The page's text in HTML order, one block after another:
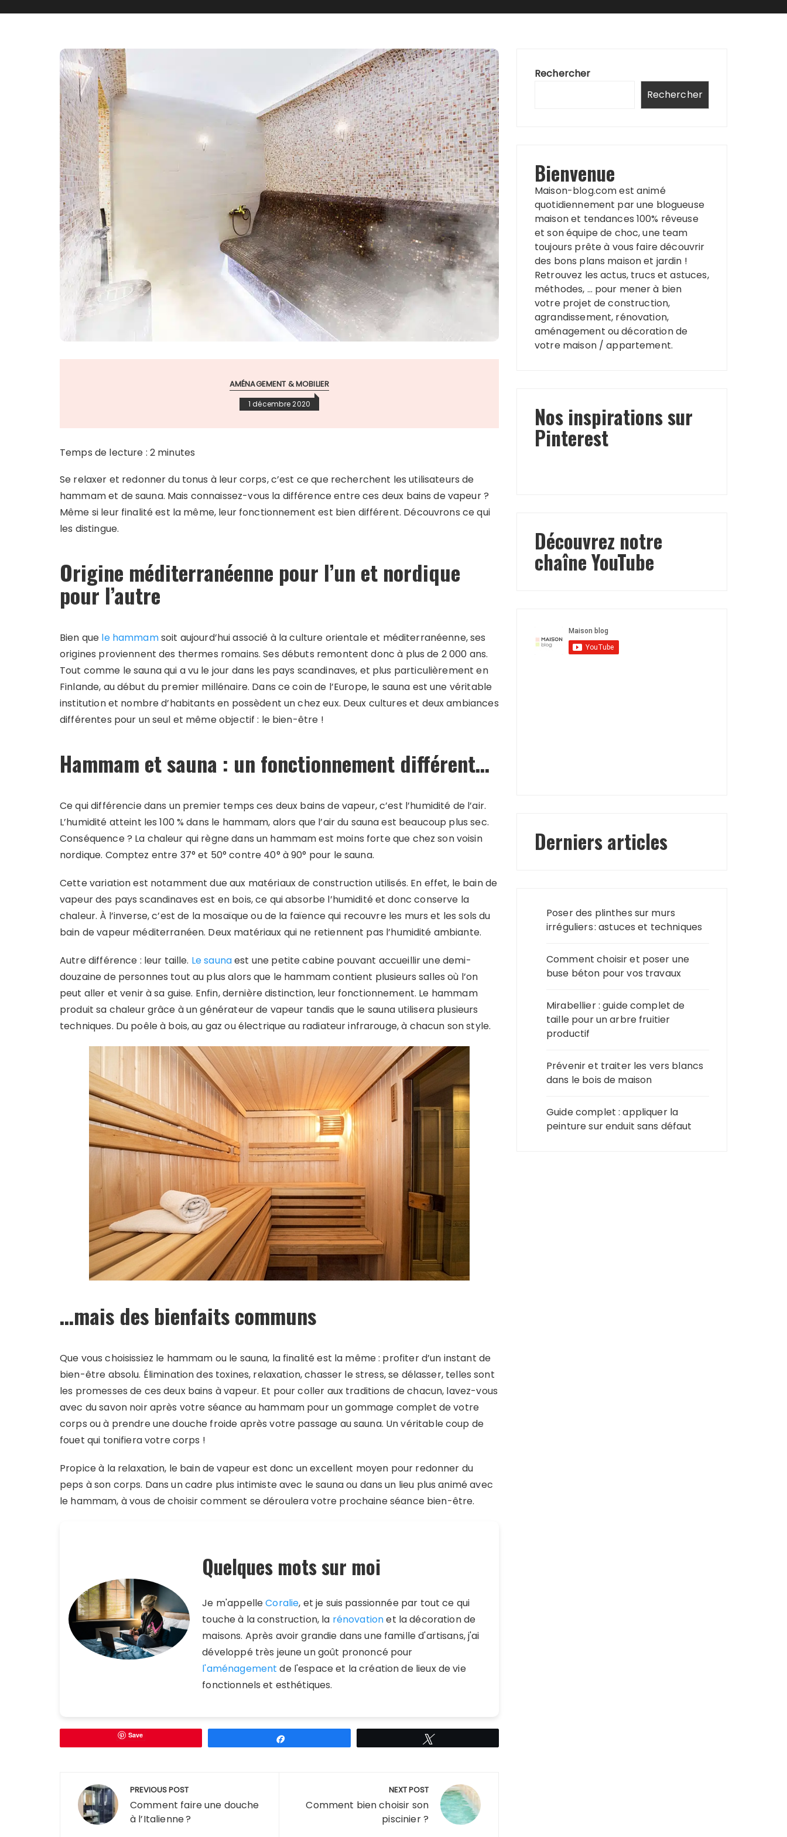
AMÉNAGEMENT & MOBILIER
1 décembre 2020
Temps de lecture : 2 minutes
Se relaxer et redonner du tonus à leur corps, c’est ce que recherchent les utilisateurs de
hammam et de sauna. Mais connaissez-vous la différence entre ces deux bains de vapeur ?
Même si leur finalité est la même, leur fonctionnement est bien différent. Découvrons ce qui
les distingue.
Origine méditerranéenne pour l’un et nordique
pour l’autre
Bien que le hammamsoit aujourd’hui associé à la culture orientale et méditerranéenne, ses
origines proviennent des thermes romains. Ses débuts remontent donc à plus de 2 000 ans.
Tout comme le sauna qui a vu le jour dans les pays scandinaves, et plus particulièrement en
Finlande, au début du premier millénaire. Dans ce coin de l’Europe, le sauna est une véritable
institution et nombre d’habitants en possèdent un chez eux. Deux cultures et deux ambiances
différentes pour un seul et même objectif : le bien-être !
Hammam et sauna : un fonctionnement différent…
Ce qui différencie dans un premier temps ces deux bains de vapeur, c’est l’humidité de l’air.
L’humidité atteint les 100 % dans le hammam, alors que l’air du sauna est beaucoup plus sec.
Conséquence ? La chaleur qui règne dans un hammam est moins forte que chez son voisin
nordique. Comptez entre 37° et 50° contre 40° à 90° pour le sauna.
Cette variation est notamment due aux matériaux de construction utilisés. En effet, le bain de
vapeur des pays scandinaves est en bois, ce qui absorbe l’humidité et donc conserve la
chaleur. À l’inverse, c’est de la mosaïque ou de la faïence qui recouvre les murs et les sols du
bain de vapeur méditerranéen. Deux matériaux qui ne retiennent pas l’humidité ambiante.
Autre différence : leur taille. Le saunaest une petite cabine pouvant accueillir une demi-
douzaine de personnes tout au plus alors que le hammam contient plusieurs salles où l’on
peut aller et venir à sa guise. Enfin, dernière distinction, leur fonctionnement. Le hammam
produit sa chaleur grâce à un générateur de vapeur tandis que le sauna utilisera plusieurs
techniques. Du poêle à bois, au gaz ou électrique au radiateur infrarouge, à chacun son style.
…mais des bienfaits communs
Que vous choisissiez le hammam ou le sauna, la finalité est la même : profiter d’un instant de
bien-être absolu. Élimination des toxines, relaxation, chasser le stress, se délasser, telles sont
les promesses de ces deux bains à vapeur. Et pour coller aux traditions de chacun, lavez-vous
avec du savon noir après votre séance au hammam pour un gommage complet de votre
corps ou à prendre une douche froide après votre passage au sauna. Un véritable coup de
fouet qui tonifiera votre corps !
Propice à la relaxation, le bain de vapeur est donc un excellent moyen pour redonner du
peps à son corps. Dans un cadre plus intimiste avec le sauna ou dans un lieu plus animé avec
le hammam, à vous de choisir comment se déroulera votre prochaine séance bien-être.
Quelques mots sur moi
Je m'appelleCoralie, et je suis passionnée par tout ce qui
touche à la construction, la rénovationet la décoration de
maisons. Après avoir grandie dans une famille d'artisans, j'ai
développé très jeune un goût prononcé pour
l'aménagement de l'espace et la création de lieux de vie
fonctionnels et esthétiques.
Save
Navigation
de
l’article
PREVIOUS POST
Comment faire une douche
à l’Italienne ?
NEXT POST
Comment bien choisir son
piscinier ?
Rechercher
Rechercher
Bienvenue
Maison-blog.com est animé
quotidiennement par une blogueuse
maison et tendances 100% rêveuse
et son équipe de choc, une team
toujours prête à vous faire découvrir
des bons plans maison et jardin !
Retrouvez les actus, trucs et astuces,
méthodes, … pour mener à bien
votre projet de construction,
agrandissement, rénovation,
aménagement ou décoration de
votre maison / appartement.
Nos inspirations sur
Pinterest
Découvrez notre
chaîne YouTube
Derniers articles
Poser des plinthes sur murs
irréguliers : astuces et techniques
Comment choisir et poser une
buse béton pour vos travaux
Mirabellier : guide complet de
taille pour un arbre fruitier
productif
Prévenir et traiter les vers blancs
dans le bois de maison
Guide complet : appliquer la
peinture sur enduit sans défaut